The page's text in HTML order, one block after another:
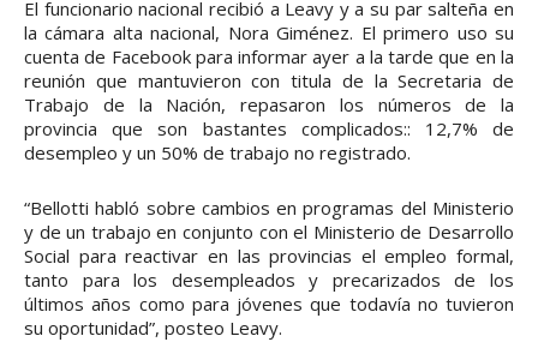
El funcionario nacional recibió a Leavy y a su par salteña en
la cámara alta nacional, Nora Giménez. El primero uso su
cuenta de Facebook para informar ayer a la tarde que en la
reunión que mantuvieron con titula de la Secretaria de
Trabajo de la Nación, repasaron los números de la
provincia que son bastantes complicados:: 12,7% de
desempleo y un 50% de trabajo no registrado.
“Bellotti habló sobre cambios en programas del Ministerio
y de un trabajo en conjunto con el Ministerio de Desarrollo
Social para reactivar en las provincias el empleo formal,
tanto para los desempleados y precarizados de los
últimos años como para jóvenes que todavía no tuvieron
su oportunidad”, posteo Leavy.